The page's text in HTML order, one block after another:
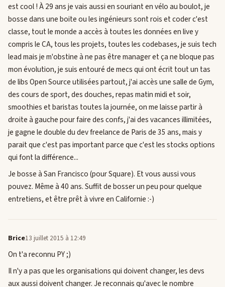
est cool ! À 29 ans je vais aussi en souriant en vélo au boulot, je
bosse dans une boite ou les ingénieurs sont rois et coder c'est
classe, tout le monde a accès à toutes les données en live y
compris le CA, tous les projets, toutes les codebases, je suis tech
lead mais je m'obstine à ne pas être manager et ça ne bloque pas
mon évolution, je suis entouré de mecs qui ont écrit tout un tas
de libs Open Source utilisées partout, j'ai accès une salle de Gym,
des cours de sport, des douches, repas matin midi et soir,
smoothies et baristas toutes la journée, on me laisse partir à
droite à gauche pour faire des confs, j'ai des vacances illimitées,
je gagne le double du dev freelance de Paris de 35 ans, mais y
parait que c'est pas important parce que c'est les stocks options
qui font la différence...
Je bosse à San Francisco (pour Square). Et vous aussi vous
pouvez. Même à 40 ans. Suffit de bosser un peu pour quelque
entretiens, et être prêt à vivre en Californie :-)
Brice13 juillet 2015 à 12:49
On t'a reconnu PY ;)
Il n'y a pas que les organisations qui doivent changer, les devs
aux aussi doivent changer. Je reconnais qu'avec le nombre